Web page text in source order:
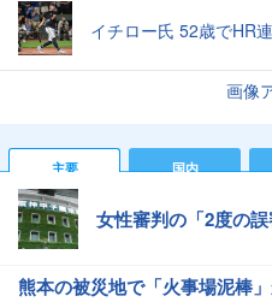
イチロー氏 52歳でHR
画像
主要 国内
女性審判の「2度の
熊本の被災地で「火事場泥棒